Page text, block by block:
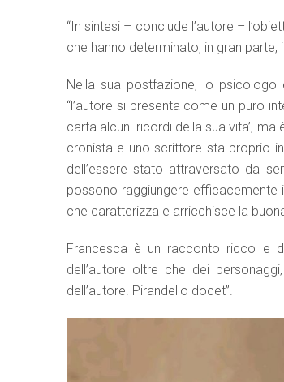
“In sintesi – conclude l’autore –
che hanno determinato, in gran parte,
Nella sua postfazione, lo psicologo
“l’autore si presenta come un puro
carta alcuni ricordi della sua vita’,
cronista e uno scrittore sta proprio
dell’essere stato attraversato da
possono raggiungere
che caratterizza e arricchisce la
Francesca è un racconto ricco e
dell’autore oltre che dei
dell’autore. Pirandello docet”.